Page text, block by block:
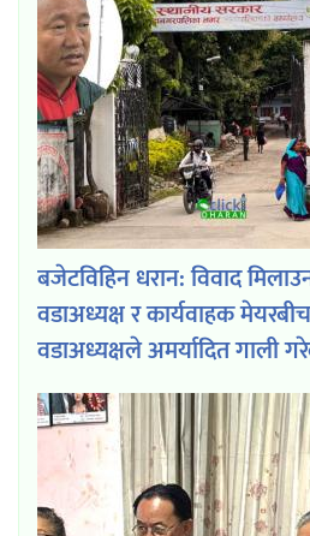
बजेटविहिन धरान: विवाद
वडाअध्यक्ष र कार्यवाहक
वडाअध्यक्षले अमर्यादित गाली